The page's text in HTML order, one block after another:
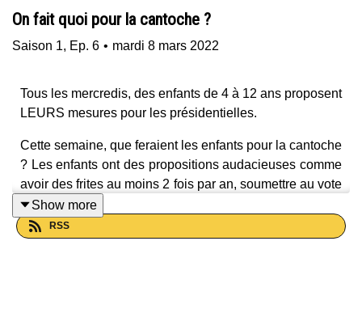
On fait quoi pour la cantoche ?
Saison 1, Ep. 6 • mardi 8 mars 2022
Tous les mercredis, des enfants de 4 à 12 ans proposent
LEURS mesures pour les présidentielles.
Cette semaine, que feraient les enfants pour la cantoche
? Les enfants ont des propositions audacieuses comme
avoir des frites au moins 2 fois par an, soumettre au vote
les plats proposés, réduire les déchets et le gaspillage,
ou encore distribuer des plats aux sans-abris.
Show more
RSS